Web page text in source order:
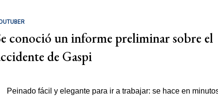
conoció un informe preliminar sobre el
de Gaspi